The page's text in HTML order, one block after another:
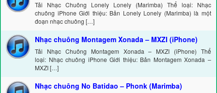
Tải Nhạc Chuông Lonely Lonely (Marimba) Thể loại: Nhạc
chuông iPhone Giới thiệu: Bản Lonely Lonely (Marimba) là một
đoạn nhạc chuông […]
Nhạc chuông Montagem Xonada – MXZI (iPhone)
Tải Nhạc Chuông Montagem Xonada – MXZI (iPhone) Thể
loại: Nhạc chuông iPhone Giới thiệu: Bản Montagem Xonada –
MXZI […]
Nhạc chuông No Batidao – Phonk (Marimba)